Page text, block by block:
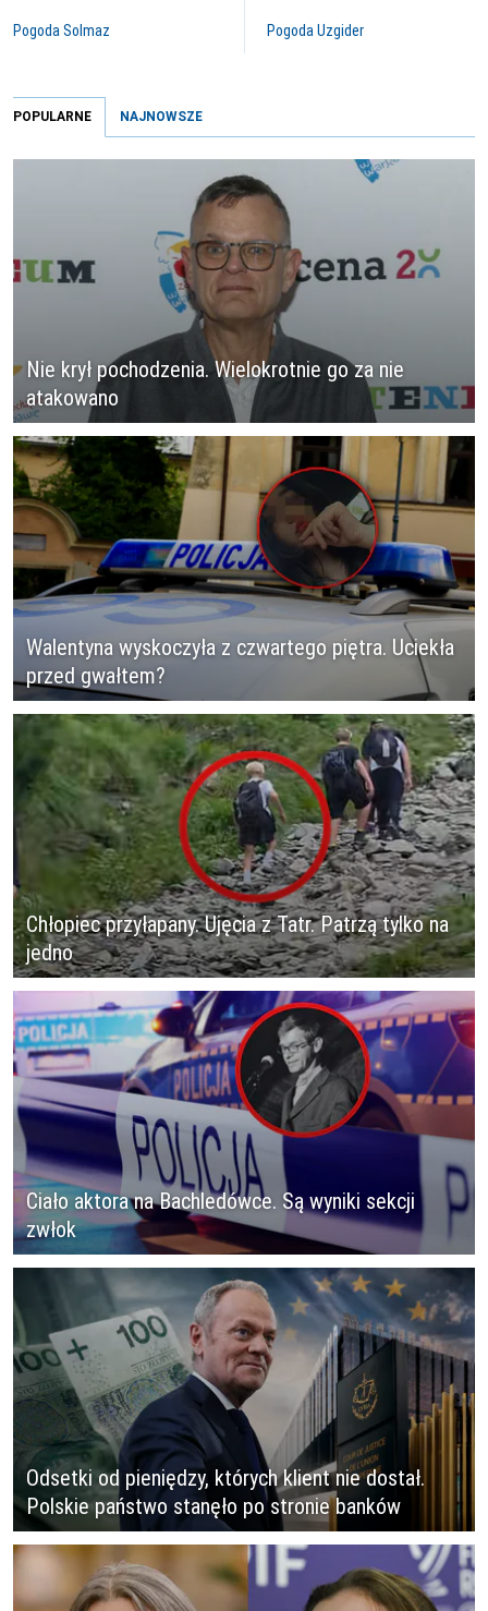
Pogoda Solmaz Pogoda Uzgider
POPULARNE NAJNOWSZE
Nie krył pochodzenia. Wielokrotnie go za nie
atakowano
Walentyna wyskoczyła z czwartego piętra. Uciekła
przed gwałtem?
Chłopiec przyłapany. Ujęcia z Tatr. Patrzą tylko na
jedno
Ciało aktora na Bachledówce. Są wyniki sekcji
zwłok
Odsetki od pieniędzy, których klient nie dostał.
Polskie państwo stanęło po stronie banków